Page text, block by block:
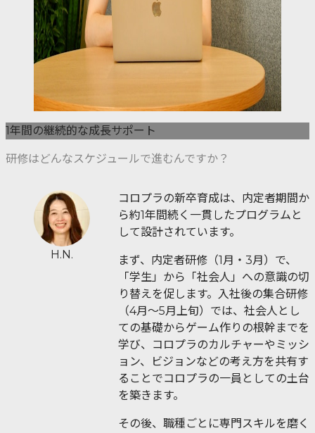
1年間の継続的な成長サポート
研修はどんなスケジュールで進むんですか？
H.N.
コロプラの新卒育成は、内定者期間か
ら約1年間続く一貫したプログラムと
して設計されています。
まず、内定者研修（1月・3月）で、
「学生」から「社会人」への意識の切
り替えを促します。入社後の集合研修
（4月〜5月上旬）では、社会人とし
ての基礎からゲーム作りの根幹までを
学び、コロプラのカルチャーやミッシ
ョン、ビジョンなどの考え方を共有す
ることでコロプラの一員としての土台
を築きます。
その後、職種ごとに専門スキルを磨く